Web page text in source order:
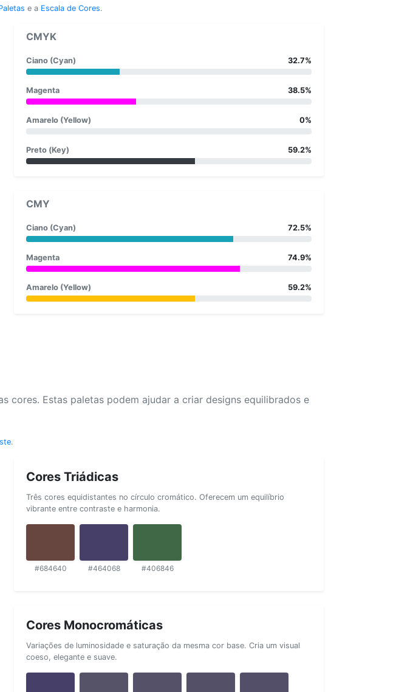
e a Escala de Cores.
CMYK
Ciano (Cyan) 32.7%
Magenta 38.5%
Amarelo (Yellow) 0%
Preto (Key) 59.2%
CMY
Ciano (Cyan) 72.5%
Magenta 74.9%
Amarelo (Yellow) 59.2%
cores. Estas paletas podem ajudar a criar designs equilibrados e
.
Cores Triádicas
Três cores equidistantes no círculo cromático. Oferecem um equilíbrio
vibrante entre contraste e harmonia.
#684640 #464068 #406846
Cores Monocromáticas
Variações de luminosidade e saturação da mesma cor base. Cria um visual
coeso, elegante e suave.